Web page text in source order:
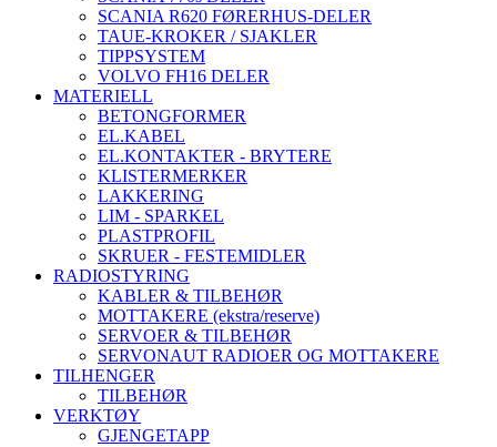
SCANIA R620 FØRERHUS-DELER
TAUE-KROKER / SJAKLER
TIPPSYSTEM
VOLVO FH16 DELER
MATERIELL
BETONGFORMER
EL.KABEL
EL.KONTAKTER - BRYTERE
KLISTERMERKER
LAKKERING
LIM - SPARKEL
PLASTPROFIL
SKRUER - FESTEMIDLER
RADIOSTYRING
KABLER & TILBEHØR
MOTTAKERE (ekstra/reserve)
SERVOER & TILBEHØR
SERVONAUT RADIOER OG MOTTAKERE
TILHENGER
TILBEHØR
VERKTØY
GJENGETAPP